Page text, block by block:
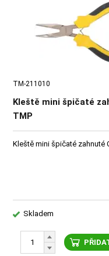
TM-211010
Kleště mini špičaté
TMP
Kleště mini špičaté zahnuté
Skladem